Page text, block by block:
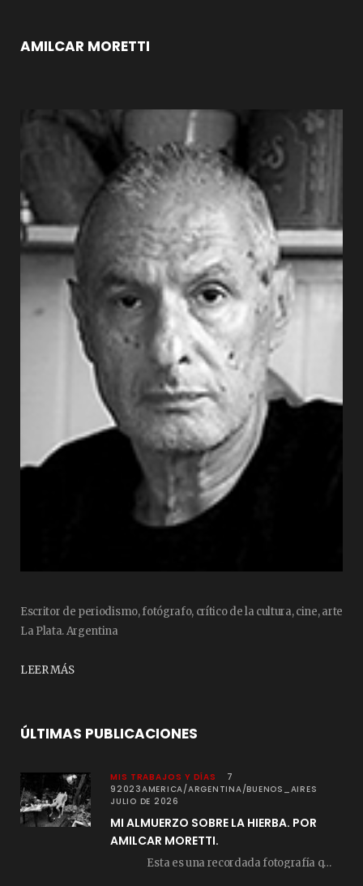
AMILCAR MORETTI
Escritor de periodismo, fotógrafo, crítico de la cultura, cine, arte
La Plata. Argentina
LEER MÁS
ÚLTIMAS PUBLICACIONES
MIS TRABAJOS Y DÍAS
7
92023AMERICA/ARGENTINA/BUENOS_AIRES
JULIO DE 2026
MI ALMUERZO SOBRE LA HIERBA. POR
AMILCAR MORETTI.
Esta es una recordada fotografía que registré…